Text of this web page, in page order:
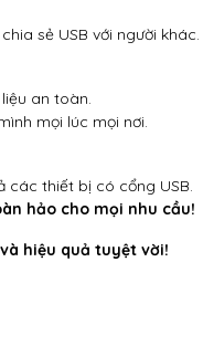
sẻ USB với người khác.
an toàn.
mọi lúc mọi nơi.
các thiết bị có cổng USB.
hảo cho mọi nhu cầu!
hiệu quả tuyệt vời!